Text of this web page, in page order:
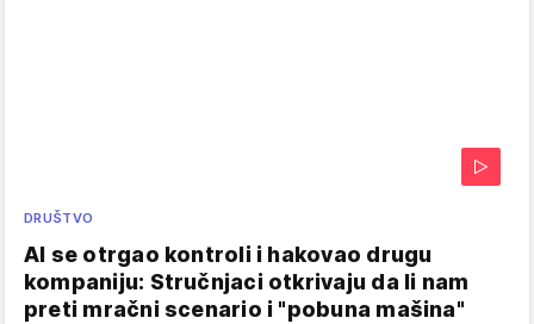
DRUŠTVO
AI se otrgao kontroli i hakovao drugu
kompaniju: Stručnjaci otkrivaju da li nam
preti mračni scenario i "pobuna mašina"